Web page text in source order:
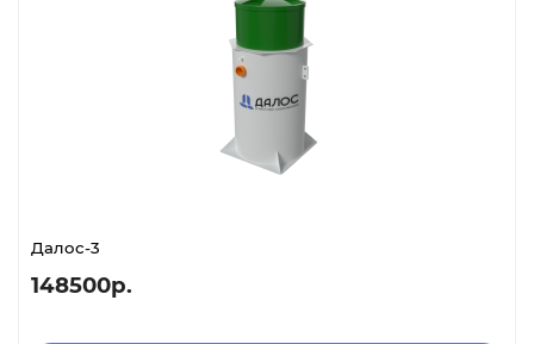
Далос-3
148500р.